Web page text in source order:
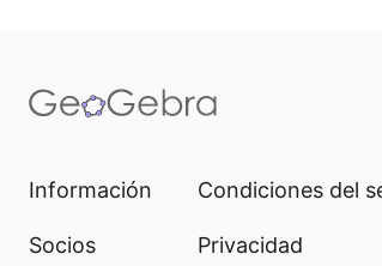
Información
Socios
Condiciones del
Privacidad